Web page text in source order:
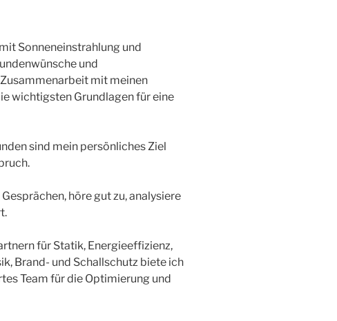
Sonneneinstrahlung und
und
mit meinen
wichtigsten Grundlagen für eine
sind mein persönliches Ziel
höre gut zu, analysiere
für Statik, Energieeffizienz,
Brand- und Schallschutz biete ich
Team für die Optimierung und